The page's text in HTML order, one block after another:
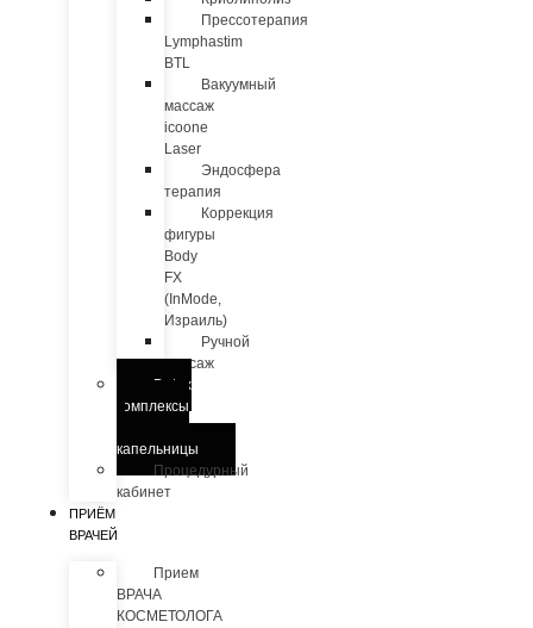
Прессотерапия
Lymphastim
BTL
Вакуумный
массаж
icoone
Laser
Эндосфера
терапия
Коррекция
фигуры
Body
FX
(InMode,
Израиль)
Ручной
массаж
Detox
комплексы
капельницы
Процедурный
кабинет
ПРИЁМ
ВРАЧЕЙ
Прием
ВРАЧА
КОСМЕТОЛОГА